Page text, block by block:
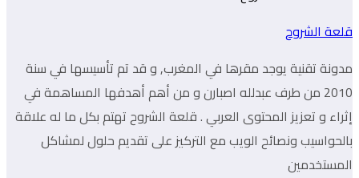
قلعة الشروح
مدونة تقنية يوجد مقرها في المغرب, و قد تم تأسيسها في سنة
2010 من طرف عبدلله اصبارن و من أهم أهدفها المساهمة في
إثراء و تعزيز المحتوى العربي . قلعة الشروح تهتم بكل ما له علاقة
بالحواسيب ونصائح الويب مع التركيز على تقديم حلول لمشاكل
المستخدمين